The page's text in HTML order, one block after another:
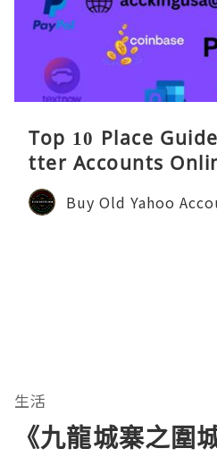
Top 10 Place
tter Accounts
Buy Old Yahoo
生活
《九龍城寨之圍